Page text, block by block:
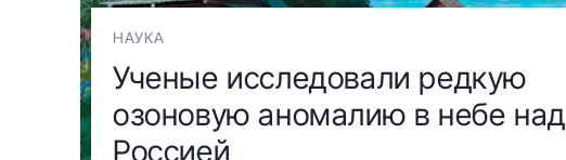
НАУКА
Ученые исследовали редкую
озоновую аномалию в небе над
Россией